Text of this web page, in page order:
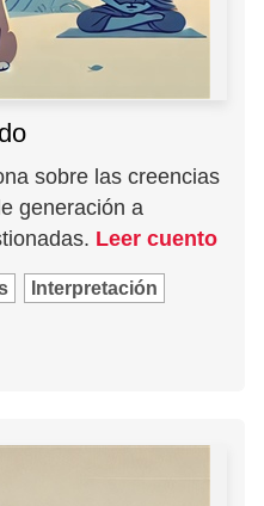
sobre las creencias
generación a
Leer cuento
Interpretación